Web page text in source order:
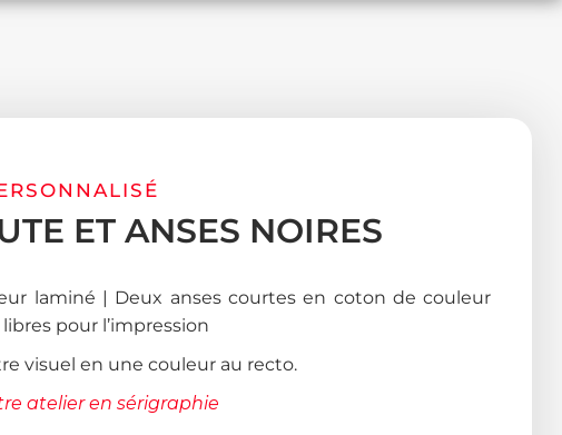
ET ANSES NOIRES
laminé | Deux anses courtes en coton de couleur
pour l’impression
visuel en une couleur au recto.
atelier en sérigraphie